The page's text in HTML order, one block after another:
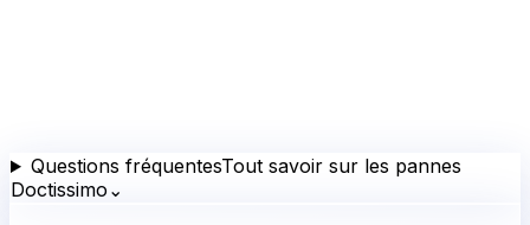
Questions fréquentesTout savoir sur les pannes
Doctissimo⌄